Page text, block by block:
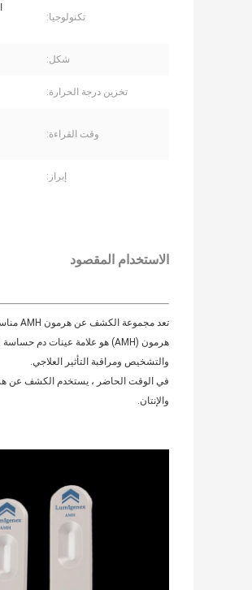
تكنولوجيا:
شكل:
تخزين درجة الحرارة:
وقت القراءة:
إبراز:
الاستخدام المقصود
تعد مجموعة الكشف عن هرمون AMH مناسبة للكشف الكمي عن هرمون AMH في مصل الدم البشري / البلازما / الدم الكامل في المختبر.
والتشخيص ومراقبة التأثير العلاجي.
والإنتان.